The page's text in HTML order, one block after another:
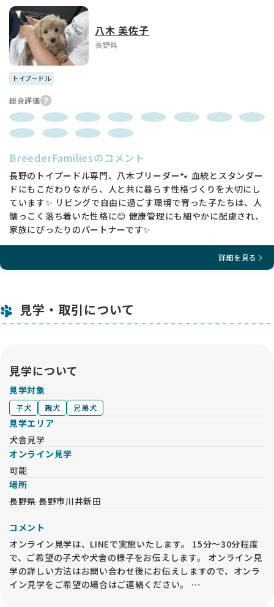
八木 美佐子
長野県
トイプードル
総合評価
BreederFamiliesのコメント
長野のトイプードル専門、八木ブリーダー🐾 血統とスタンダー
ドにもこだわりながら、人と共に暮らす性格づくりを大切にし
ています✨ リビングで自由に過ごす環境で育った子たちは、人
懐っこく落ち着いた性格に😊 健康管理にも細やかに配慮され、
家族にぴったりのパートナーです✨
詳細を見る
見学・取引について
見学について
見学対象
子犬 親犬 兄弟犬
見学エリア
犬舎見学
オンライン見学
可能
場所
長野県 長野市川井新田
コメント
オンライン見学は、LINEで実施いたします。 15分～30分程度
で、ご希望の子犬や犬舎の様子をお伝えします。 オンライン見
学の詳しい方法はお問い合わせ後にお伝えしますので、オンラ
イン見学をご希望の場合はご連絡ください。